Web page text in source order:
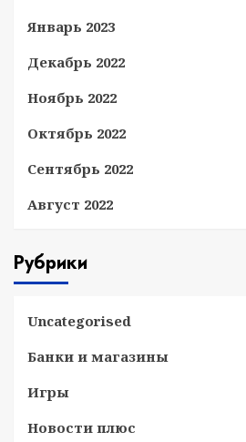
Январь 2023
Декабрь 2022
Ноябрь 2022
Октябрь 2022
Сентябрь 2022
Август 2022
Рубрики
Uncategorised
Банки и магазины
Игры
Новости плюс